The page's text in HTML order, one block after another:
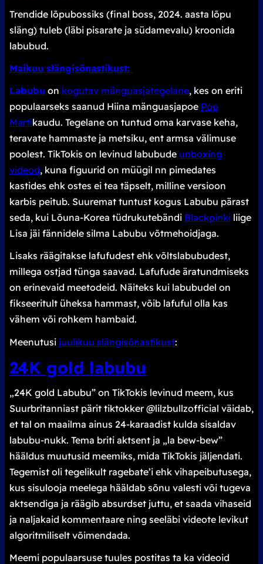
Trendide lõpubossiks (final boss, 2024. aasta lõpu
släng) tuleb (läbi pisarate ja südamevalu) kroonida
labubud.
Maikuu slängisõnastikust:
Labubu on kogutav mänguasjategelane, kes on eriti
populaarseks saanud Hiina mänguasjapoe Pop
Martikaudu. Tegelane on tuntud oma karvase keha,
teravate hammaste ja metsiku, ent armsa välimuse
poolest. TikTokis on levinud labubude unboxing
videod, kuna figuurid on müügil nn pimedates
kastides ehk ostes ei tea täpselt, milline versioon
karbis peitub. Suuremat tuntust kogus Labubu pärast
seda, kui Lõuna-Korea tüdrukutebändi Blackpinki liige
Lisa jäi fännidele silma Labubu võtmehoidjaga.
Lisaks räägitakse lafufudest ehk võltslabubudest,
millega ostjad tünga saavad. Lafufude äratundmiseks
on erinevaid meetodeid. Näiteks kui labubudel on
fikseeritult üheksa hammast, võib lafuful olla kas
vähem või rohkem hambaid.
Meenutusi juulikuu slängisõnastikust:
24K gold labubu
„24K gold Labubu” on TikTokis levinud meem, kus
Suurbritanniast pärit tiktokker @lilzbullzofficial väidab,
et tal on maailma ainus 24-karaadist kulda sisaldav
labubu-nukk. Tema briti aktsent ja „la bew-bew”
hääldus muutusid meemiks, mida TikTokis jäljendati.
Tegemist oli tegelikult ragebate’i ehk vihapeibutusega,
kus sisulooja meelega hääldab sõnu valesti või tugeva
aktsendiga ja räägib absurdset juttu, et saada vihaseid
ja naljakaid kommentaare ning seeläbi videote levikut
algoritmiliselt võimendada.
Meemi populaarsuse tuules postitas ta ka videoid